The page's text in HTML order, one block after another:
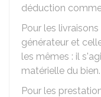
déduction
Pour les
générateur et
les mêmes : il
matérielle du bien.
Pour les